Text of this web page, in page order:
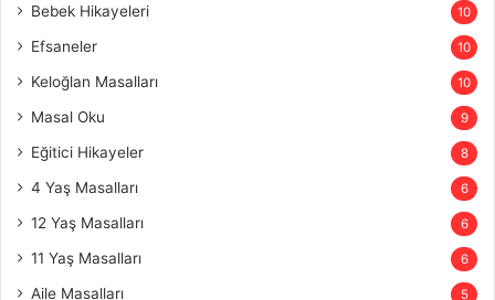
Bebek Hikayeleri 10
Efsaneler 10
Keloğlan Masalları 10
Masal Oku 9
Eğitici Hikayeler 8
4 Yaş Masalları 6
12 Yaş Masalları 6
11 Yaş Masalları 6
Aile Masalları 5